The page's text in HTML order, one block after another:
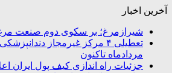
آخرین اخبار
شیرازمرغ؛ بر سکوی دوم صنعت
تعطیلی ۴ مرکز غیرمجاز
مردادماه تاکنون
جزئیات راه اندازی کیف پول ایران